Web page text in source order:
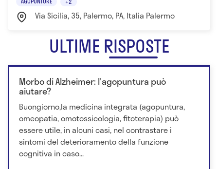
Via Sicilia, 35, Palermo, PA, Italia Palermo
ULTIME RISPOSTE
Morbo di Alzheimer: l'agopuntura può
aiutare?
Buongiorno,la medicina integrata (agopuntura,
omeopatia, omotossicologia, fitoterapia) può
essere utile, in alcuni casi, nel contrastare i
sintomi del deterioramento della funzione
cognitiva in caso...